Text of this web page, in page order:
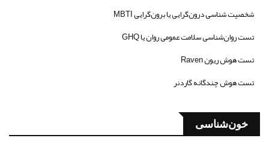
شخصیت شناسی درون‌گرایی یا برون‌گرایی MBTI
تست روان‌شناسی سلامت عمومی روان یا GHQ
تست هوش ریون Raven
تست هوش چندگانه گاردنر
خون‌شناسی